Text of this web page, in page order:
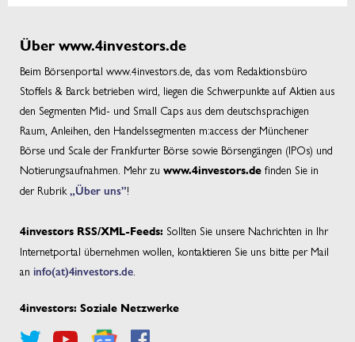
Über www.4investors.de
Beim Börsenportal www.4investors.de, das vom Redaktionsbüro
Stoffels & Barck betrieben wird, liegen die Schwerpunkte auf Aktien aus
den Segmenten Mid- und Small Caps aus dem deutschsprachigen
Raum, Anleihen, den Handelssegmenten m:access der Münchener
Börse und Scale der Frankfurter Börse sowie Börsengängen (IPOs) und
Notierungsaufnahmen. Mehr zu www.4investors.de finden Sie in
der Rubrik „Über uns”!
4investors RSS/XML-Feeds: Sollten Sie unsere Nachrichten in Ihr
Internetportal übernehmen wollen, kontaktieren Sie uns bitte per Mail
an info(at)4investors.de
4investors: Soziale Netzwerke